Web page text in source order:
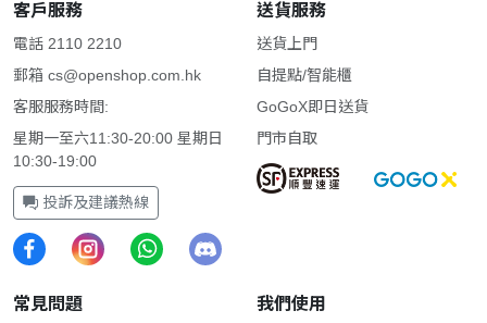
客戶服務
電話 2110 2210
郵箱 cs@openshop.com.hk
客服服務時間:
星期一至六11:30-20:00 星期日
10:30-19:00
投訴及建議熱線
送貨服務
送貨上門
自提點/智能櫃
GoGoX即日送貨
門市自取
常見問題 我們使用